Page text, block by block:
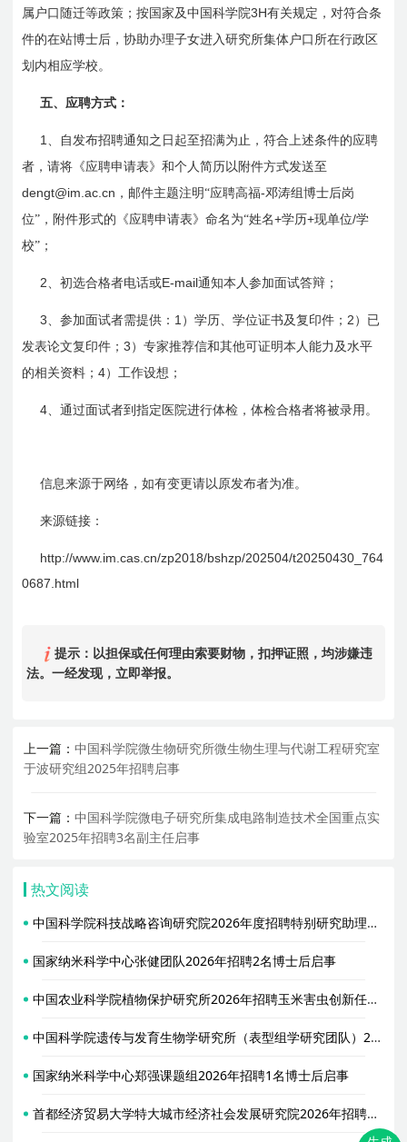
属户口随迁等政策；按国家及中国科学院3H有关规定，对符合条
件的在站博士后，协助办理子女进入研究所集体户口所在行政区
划内相应学校。
五、应聘方式：
1
、自发布招聘通知之日起至招满为止，符合上述条件的应聘
者，请将《应聘申请表》和个人简历以附件方式发送至
dengt@im.ac.cn ，邮件主题注明“应聘高福-邓涛组博士后岗
位”，附件形式的《应聘申请表》命名为“姓名+学历+现单位/学
校” ；
2 、初选合格者电话或E-mail通知本人参加面试答辩；
3 、参加面试者需提供： 1 ）学历、学位证书及复印件； 2 ）已
发表论文复印件；3 ）专家推荐信和其他可证明本人能力及水平
的相关资料；4）工作设想；
4 、通过面试者到指定医院进行体检，体检合格者将被录用。
信息来源于网络，如有变更请以原发布者为准。
来源链接：
http://www.im.cas.cn/zp2018/bshzp/202504/t20250430_764
0687.html
提示：以担保或任何理由索要财物，扣押证照，均涉嫌违
法。一经发现，立即举报。
上一篇：中国科学院微生物研究所微生物生理与代谢工程研究室
于波研究组2025年招聘启事
下一篇：中国科学院微电子研究所集成电路制造技术全国重点实
验室2025年招聘3名副主任启事
热文阅读
中国科学院科技战略咨询研究院2026年度招聘特别研究助理（博士后）启事
国家纳米科学中心张健团队2026年招聘2名博士后启事
中国农业科学院植物保护研究所2026年招聘玉米害虫创新任务博士后启事
中国科学院遗传与发育生物学研究所（表型组学研究团队）2026年招聘1名工作人员启事
国家纳米科学中心郑强课题组2026年招聘1名博士后启事
首都经济贸易大学特大城市经济社会发展研究院2026年招聘博士后、专职科研人员公告（含硕博招生）